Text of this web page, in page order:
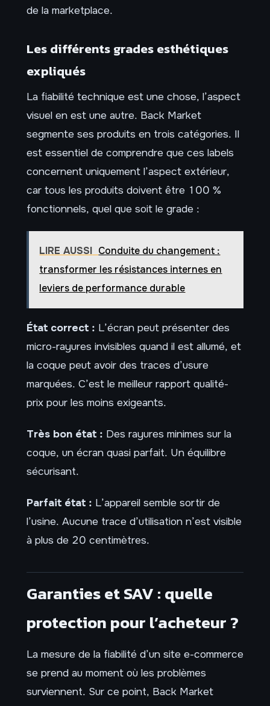
de la marketplace.
Les différents grades esthétiques
expliqués
La fiabilité technique est une chose, l’aspect
visuel en est une autre. Back Market
segmente ses produits en trois catégories. Il
est essentiel de comprendre que ces labels
concernent uniquement l’aspect extérieur,
car tous les produits doivent être 100 %
fonctionnels, quel que soit le grade :
LIRE AUSSI Conduite du changement :
transformer les résistances internes en
leviers de performance durable
État correct : L’écran peut présenter des
micro-rayures invisibles quand il est allumé, et
la coque peut avoir des traces d’usure
marquées. C’est le meilleur rapport qualité-
prix pour les moins exigeants.
Très bon état : Des rayures minimes sur la
coque, un écran quasi parfait. Un équilibre
sécurisant.
Parfait état : L’appareil semble sortir de
l’usine. Aucune trace d’utilisation n’est visible
à plus de 20 centimètres.
Garanties et SAV : quelle
protection pour l’acheteur ?
La mesure de la fiabilité d’un site e-commerce
se prend au moment où les problèmes
surviennent. Sur ce point, Back Market